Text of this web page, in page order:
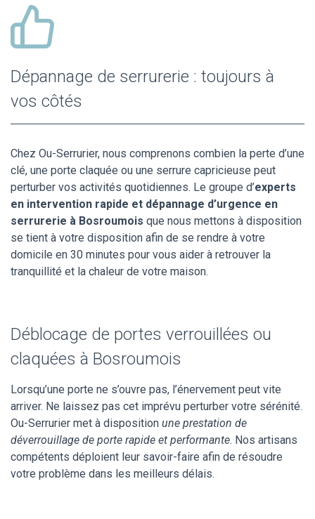
Dépannage de serrurerie : toujours à
vos côtés
Chez Ou-Serrurier, nous comprenons combien la perte d’une
clé, une porte claquée ou une serrure capricieuse peut
perturber vos activités quotidiennes. Le groupe d’experts
en intervention rapide et dépannage d’urgence en
serrurerie à Bosroumois que nous mettons à disposition
se tient à votre disposition afin de se rendre à votre
domicile en 30 minutes pour vous aider à retrouver la
tranquillité et la chaleur de votre maison.
Déblocage de portes verrouillées ou
claquées à Bosroumois
Lorsqu’une porte ne s’ouvre pas, l’énervement peut vite
arriver. Ne laissez pas cet imprévu perturber votre sérénité.
Ou-Serrurier met à disposition une prestation de
déverrouillage de porte rapide et performante. Nos artisans
compétents déploient leur savoir-faire afin de résoudre
votre problème dans les meilleurs délais.